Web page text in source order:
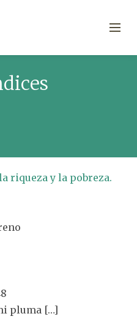
riqueza y la pobreza.
pluma […]